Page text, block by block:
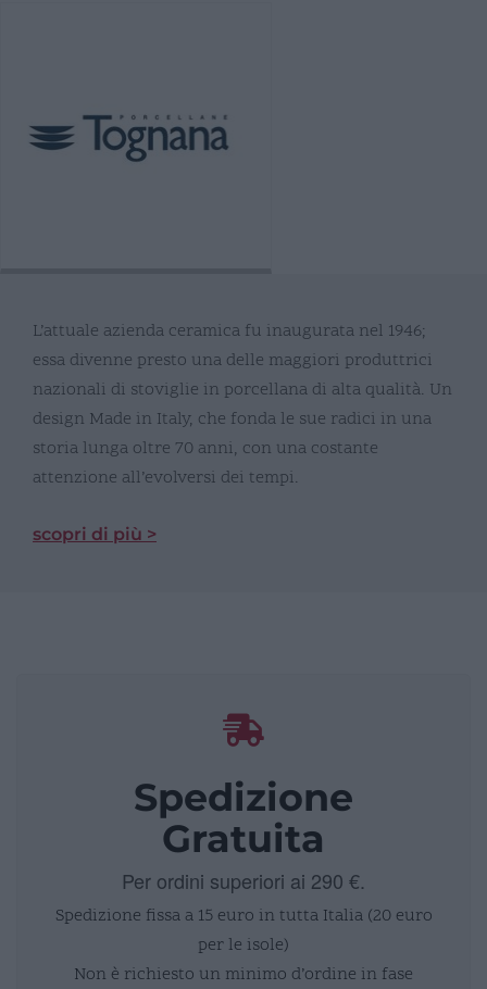
L’attuale azienda ceramica fu inaugurata nel 1946;
essa divenne presto una delle maggiori produttrici
nazionali di stoviglie in porcellana di alta qualità. Un
design Made in Italy, che fonda le sue radici in una
storia lunga oltre 70 anni, con una costante
attenzione all’evolversi dei tempi.
scopri di più >
Spedizione
Gratuita
Per ordini superiori ai 290 €.
Spedizione fissa a 15 euro in tutta Italia (20 euro
per le isole)
Non è richiesto un minimo d’ordine in fase